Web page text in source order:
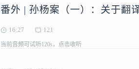
番外 | 孙杨案（一）：关于翻
16:27 121
当前音频可试听120s，点击收听